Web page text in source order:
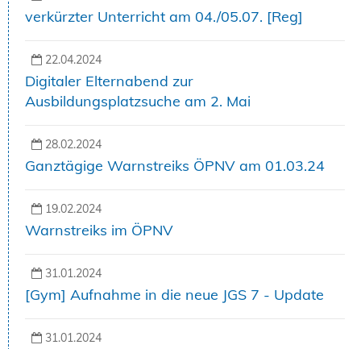
verkürzter Unterricht am 04./05.07. [Reg]
22.04.2024
Digitaler Elternabend zur
Ausbildungsplatzsuche am 2. Mai
28.02.2024
Ganztägige Warnstreiks ÖPNV am 01.03.24
19.02.2024
Warnstreiks im ÖPNV
31.01.2024
[Gym] Aufnahme in die neue JGS 7 - Update
31.01.2024